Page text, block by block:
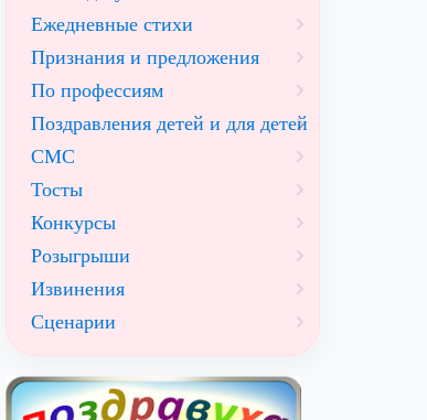
Ежедневные стихи
Признания и предложения
По профессиям
Поздравления детей и для детей
СМС
Тосты
Конкурсы
Розыгрыши
Извинения
Сценарии